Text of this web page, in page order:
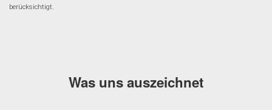
berücksichtigt.
Was uns auszeichnet